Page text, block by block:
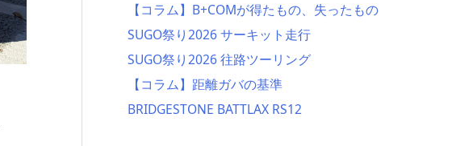
【コラム】B+COMが得たもの、失ったもの
SUGO祭り2026 サーキット走行
SUGO祭り2026 往路ツーリング
【コラム】距離ガバの基準
BRIDGESTONE BATTLAX RS12